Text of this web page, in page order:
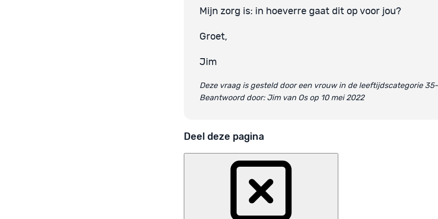
Mijn zorg is: in hoeverre gaat dit op voor jou?
Groet,
Jim
Deze vraag is gesteld door een vrouw in de leeftijdscategorie
Beantwoord door: Jim van Os op 10 mei 2022
Deel deze pagina